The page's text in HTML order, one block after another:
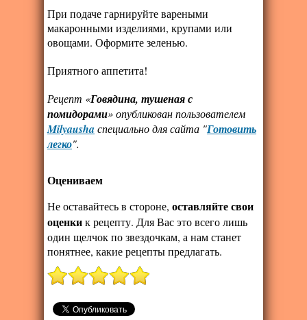
При подаче гарнируйте вареными
макаронными изделиями, крупами или
овощами. Оформите зеленью.
Приятного аппетита!
Рецепт «Говядина, тушеная с
помидорами» опубликован пользователем
Milyaushaспециально для сайта "Готовить
легко".
Оцениваем
Не оставайтесь в стороне, оставляйте свои
оценкик рецепту. Для Вас это всего лишь
один щелчок по звездочкам, а нам станет
понятнее, какие рецепты предлагать.